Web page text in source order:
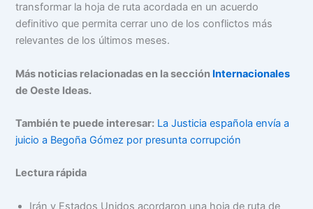
transformar la hoja de ruta acordada en un acuerdo
definitivo que permita cerrar uno de los conflictos más
relevantes de los últimos meses.
Más noticias relacionadas en la sección Internacionales
de Oeste Ideas.
También te puede interesar: La Justicia española envía a
juicio a Begoña Gómez por presunta corrupción
Lectura rápida
Irán y Estados Unidos acordaron una hoja de ruta de